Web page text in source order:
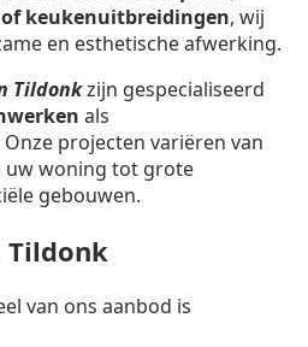
keukenuitbreidingen, wij
en esthetische afwerking.
Tildonkzijn gespecialiseerd
als
Onze projecten variëren van
uw woning tot grote
gebouwen.
Tildonk
van ons aanbod is